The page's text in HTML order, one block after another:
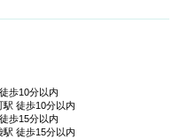
歩10分以内
徒歩10分以内
歩15分以内
徒歩15分以内